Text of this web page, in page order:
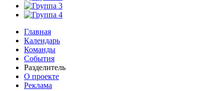
Главная
Календарь
Команды
События
Разделитель
О проекте
Реклама